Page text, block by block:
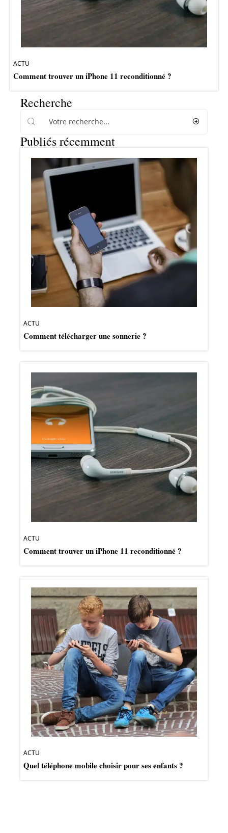
ACTU
Comment trouver un iPhone 11 reconditionné ?
Recherche
Publiés récemment
ACTU
Comment télécharger une sonnerie ?
ACTU
Comment trouver un iPhone 11 reconditionné ?
ACTU
Quel téléphone mobile choisir pour ses enfants ?